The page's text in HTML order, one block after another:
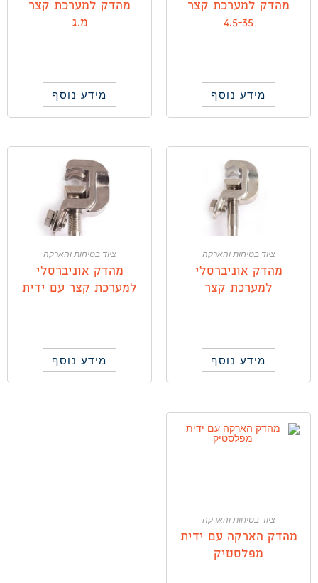
מהדק למערכת קצר
4.5-35
מידע נוסף
מהדק למערכת קצר
מ.ג
מידע נוסף
ציוד בטיחות והארקה
מהדק אוניברסלי
למערכת קצר
מידע נוסף
ציוד בטיחות והארקה
מהדק אוניברסלי
למערכת קצר עם ידית
מידע נוסף
ציוד בטיחות והארקה
מהדק הארקה עם ידית
מפלסטיק